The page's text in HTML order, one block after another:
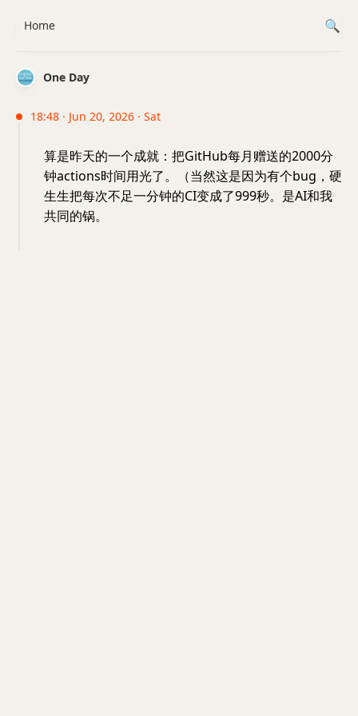
One Day
18:48 · Jun 20, 2026 · Sat
算是昨天的一个成就：把GitHub每月赠送的2000分
钟actions时间用光了。（当然这是因为有个bug，硬
生生把每次不足一分钟的CI变成了999秒。是AI和我
共同的锅。
Home